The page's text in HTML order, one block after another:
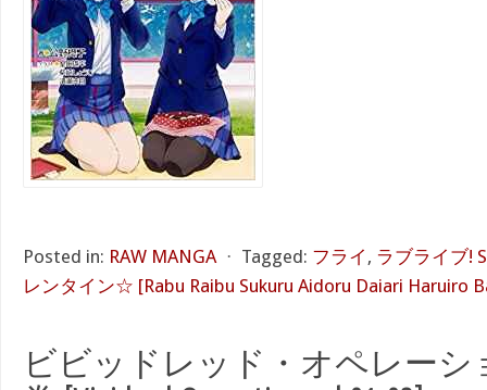
Posted in: RAW MANGA ⋅ Tagged: フライ , ラブライブ!
レンタイン☆ [Rabu Raibu Sukuru Aidoru Daiari Haruiro
ビビッドレッド・オペレーシ